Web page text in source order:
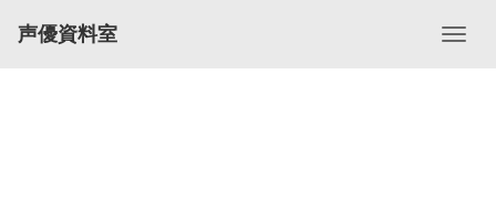
声優資料室